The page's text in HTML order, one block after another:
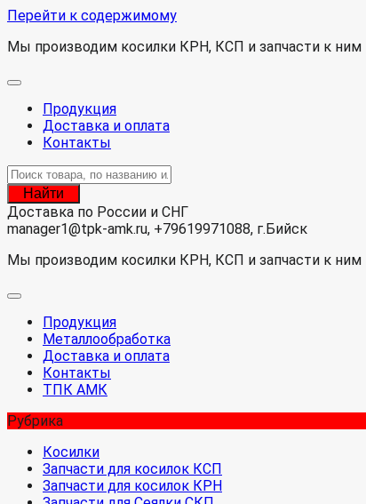
Перейти к содержимому
Мы производим косилки КРН, КСП и запчасти к ним
Продукция
Доставка и оплата
Контакты
Найти
Доставка по России и СНГ
manager1@tpk-amk.ru, +79619971088, г.Бийск
Мы производим косилки КРН, КСП и запчасти к ним
Продукция
Металлообработка
Доставка и оплата
Контакты
ТПК АМК
Рубрика
Косилки
Запчасти для косилок КСП
Запчасти для косилок КРН